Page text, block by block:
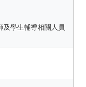
及學生輔導相關人員